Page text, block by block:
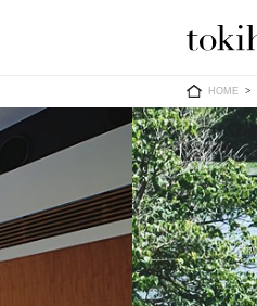
Ring
婚約指輪
結婚指輪
HOME